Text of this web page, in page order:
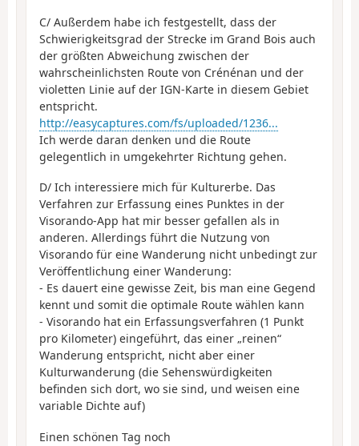
C/ Außerdem habe ich festgestellt, dass der
Schwierigkeitsgrad der Strecke im Grand Bois auch
der größten Abweichung zwischen der
wahrscheinlichsten Route von Crénénan und der
violetten Linie auf der IGN-Karte in diesem Gebiet
entspricht.
http://easycaptures.com/fs/uploaded/1236...
Ich werde daran denken und die Route
gelegentlich in umgekehrter Richtung gehen.
D/ Ich interessiere mich für Kulturerbe. Das
Verfahren zur Erfassung eines Punktes in der
Visorando-App hat mir besser gefallen als in
anderen. Allerdings führt die Nutzung von
Visorando für eine Wanderung nicht unbedingt zur
Veröffentlichung einer Wanderung:
- Es dauert eine gewisse Zeit, bis man eine Gegend
kennt und somit die optimale Route wählen kann
- Visorando hat ein Erfassungsverfahren (1 Punkt
pro Kilometer) eingeführt, das einer „reinen“
Wanderung entspricht, nicht aber einer
Kulturwanderung (die Sehenswürdigkeiten
befinden sich dort, wo sie sind, und weisen eine
variable Dichte auf)
Einen schönen Tag noch